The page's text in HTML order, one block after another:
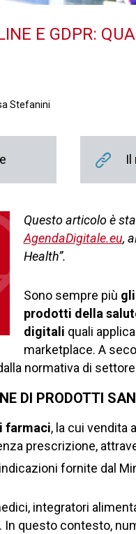
E GDPR:
Stefanini
Il
Questo articolo è
AgendaDigitale.eu,
Health”.
Sono sempre più
prodotti della
digitali quali
marketplace. A
normativa di
DI PRODOTTI
farmaci, la cui vendita
prescrizione,
fornite dal
integratori
In questo contesto,